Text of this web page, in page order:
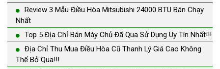
Review 3 Mẫu Điều Hòa Mitsubishi 24000 BTU Bán Chạy
Nhất
Top 5 Địa Chỉ Bán Máy Chủ Đã Qua Sử Dụng Uy Tín Nhất!!!
Địa Chỉ Thu Mua Điều Hòa Cũ Thanh Lý Giá Cao Không
Thể Bỏ Qua!!!